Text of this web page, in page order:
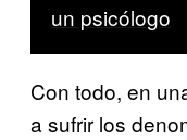
un psicólogo
Con todo, en
a sufrir los